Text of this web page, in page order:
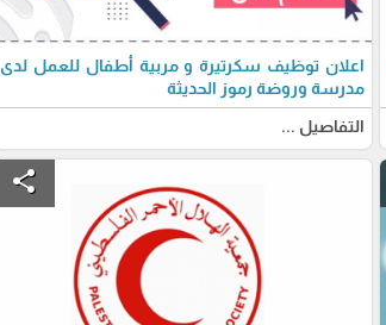
اعلان توظيف سكرتيرة و مربية أطفال للعمل لدى
مدرسة وروضة رموز الحديثة
التفاصيل ...
share